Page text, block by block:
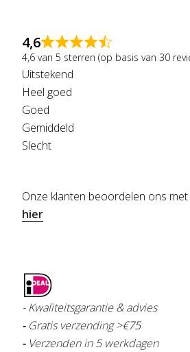
4,6
4,6 van 5 sterren (op basis van 30
Uitstekend
Heel goed
Goed
Gemiddeld
Slecht
Onze klanten beoordelen ons met
hier
- Kwaliteitsgarantie & advies
- Gratis verzending >€75
- Verzenden in 5 werkdagen